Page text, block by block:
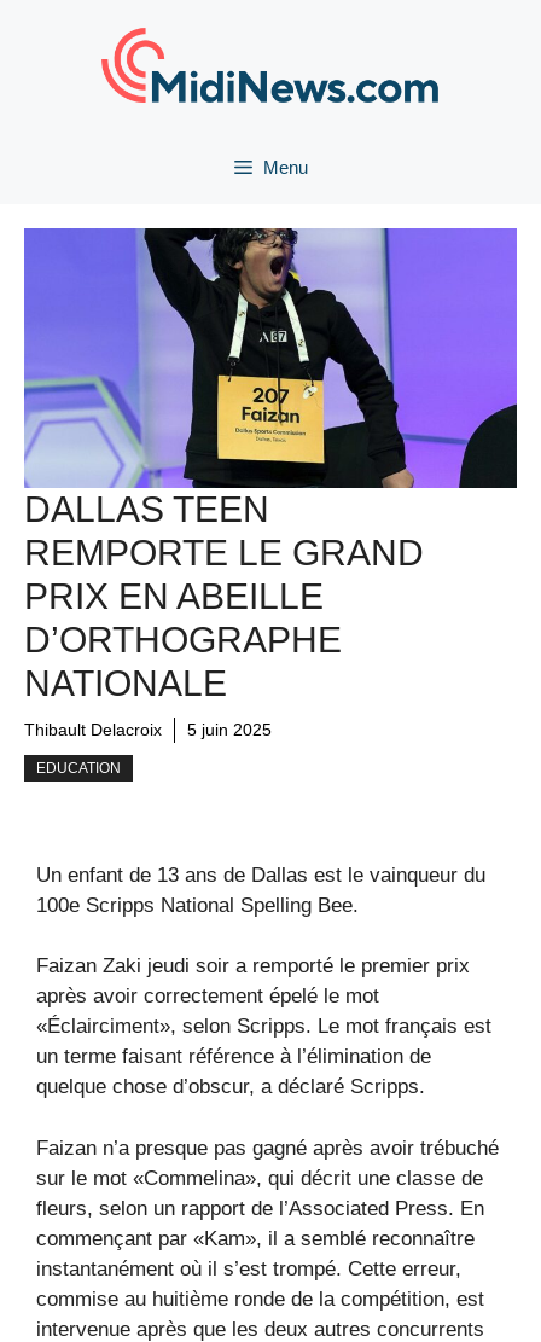
Menu
DALLAS TEEN
REMPORTE LE GRAND
PRIX EN ABEILLE
D’ORTHOGRAPHE
NATIONALE
Thibault Delacroix 5 juin 2025
EDUCATION
Un enfant de 13 ans de Dallas est le vainqueur du
100e Scripps National Spelling Bee.
Faizan Zaki jeudi soir a remporté le premier prix
après avoir correctement épelé le mot
«Éclairciment», selon Scripps. Le mot français est
un terme faisant référence à l’élimination de
quelque chose d’obscur, a déclaré Scripps.
Faizan n’a presque pas gagné après avoir trébuché
sur le mot «Commelina», qui décrit une classe de
fleurs, selon un rapport de l’Associated Press. En
commençant par «Kam», il a semblé reconnaître
instantanément où il s’est trompé. Cette erreur,
commise au huitième ronde de la compétition, est
intervenue après que les deux autres concurrents